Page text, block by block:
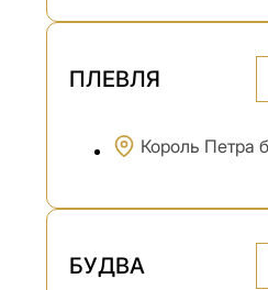
ПЛЕВЛЯ
Король Петра
БУДВА